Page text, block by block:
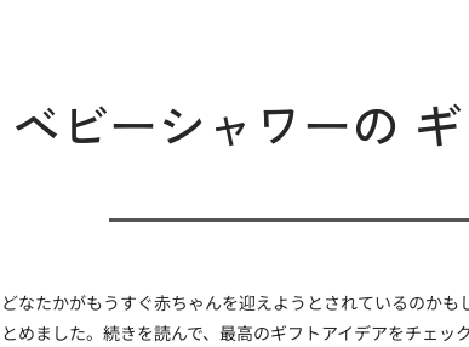
ベビーシャワーの
なたかがもうすぐ赤ちゃんを迎えようとされているのか
めました。続きを読んで、最高のギフトアイデアをチェッ